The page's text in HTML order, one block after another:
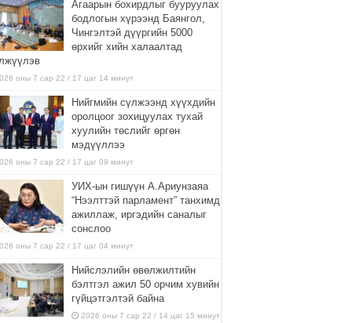
Агаарын бохирдлыг бууруулах
бодлогын хүрээнд Баянгол,
Чингэлтэй дүүргийн 5000
өрхийг хийн халаалтад
оны 7 сар 22 / 17 цаг 14 минут
Нийгмийн сүлжээнд хүүхдийн
оролцоог зохицуулах тухай
хуулийн төслийг өргөн
мэдүүллээ
оны 7 сар 22 / 17 цаг 09 минут
УИХ-ын гишүүн А.Ариунзаяа
“Нээлттэй парламент” танхимд
ажиллаж, иргэдийн саналыг
сонслоо
оны 7 сар 22 / 17 цаг 04 минут
Нийслэлийн өвөлжилтийн
бэлтгэл ажил 50 орчим хувийн
гүйцэтгэлтэй байна
2026 оны 7 сар 22 / 14 цаг 15 минут